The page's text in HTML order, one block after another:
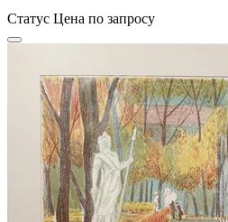
Статус Цена по запросу